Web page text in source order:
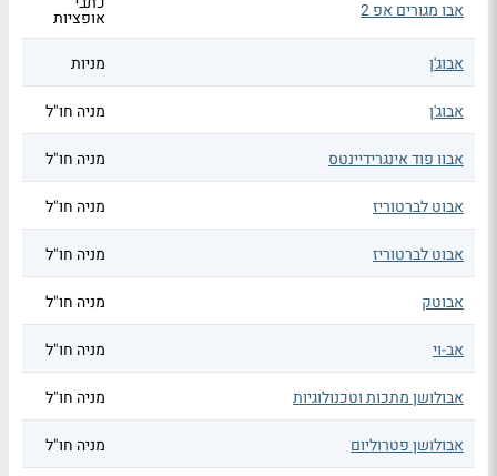
אבו מגורים אפ 2
אופציות
אבוג'ן
מניות
אבוג'ן מניה חו"ל
אבוו פוד אינגרידיינטס מניה חו"ל
אבוט לברטוריז מניה חו"ל
אבוט לברטוריז מניה חו"ל
אבוטק מניה חו"ל
אב-וי מניה חו"ל
אבולושן מתכות וטכנולוגיות מניה חו"ל
אבולושן פטרוליום מניה חו"ל